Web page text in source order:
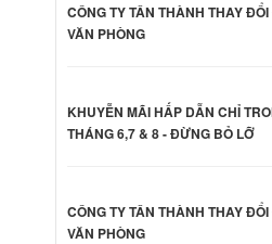
CÔNG TY TÂN THÀNH THAY
VĂN PHÒNG
KHUYỄN MÃI HẤP DẪN CHỈ
THÁNG 6,7 & 8 - ĐỪNG BỎ LỠ
CÔNG TY TÂN THÀNH THAY
VĂN PHÒNG